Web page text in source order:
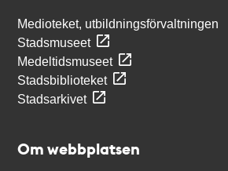
Medioteket, utbildningsförvaltningen
Stadsmuseet
Medeltidsmuseet
Stadsbiblioteket
Stadsarkivet
Om webbplatsen